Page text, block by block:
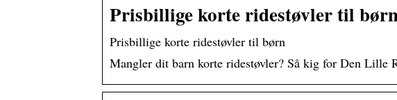
Prisbillige korte ridestøvler til
Prisbillige korte ridestøvler til børn
Mangler dit barn korte ridestøvler? Så kig for Den Lille